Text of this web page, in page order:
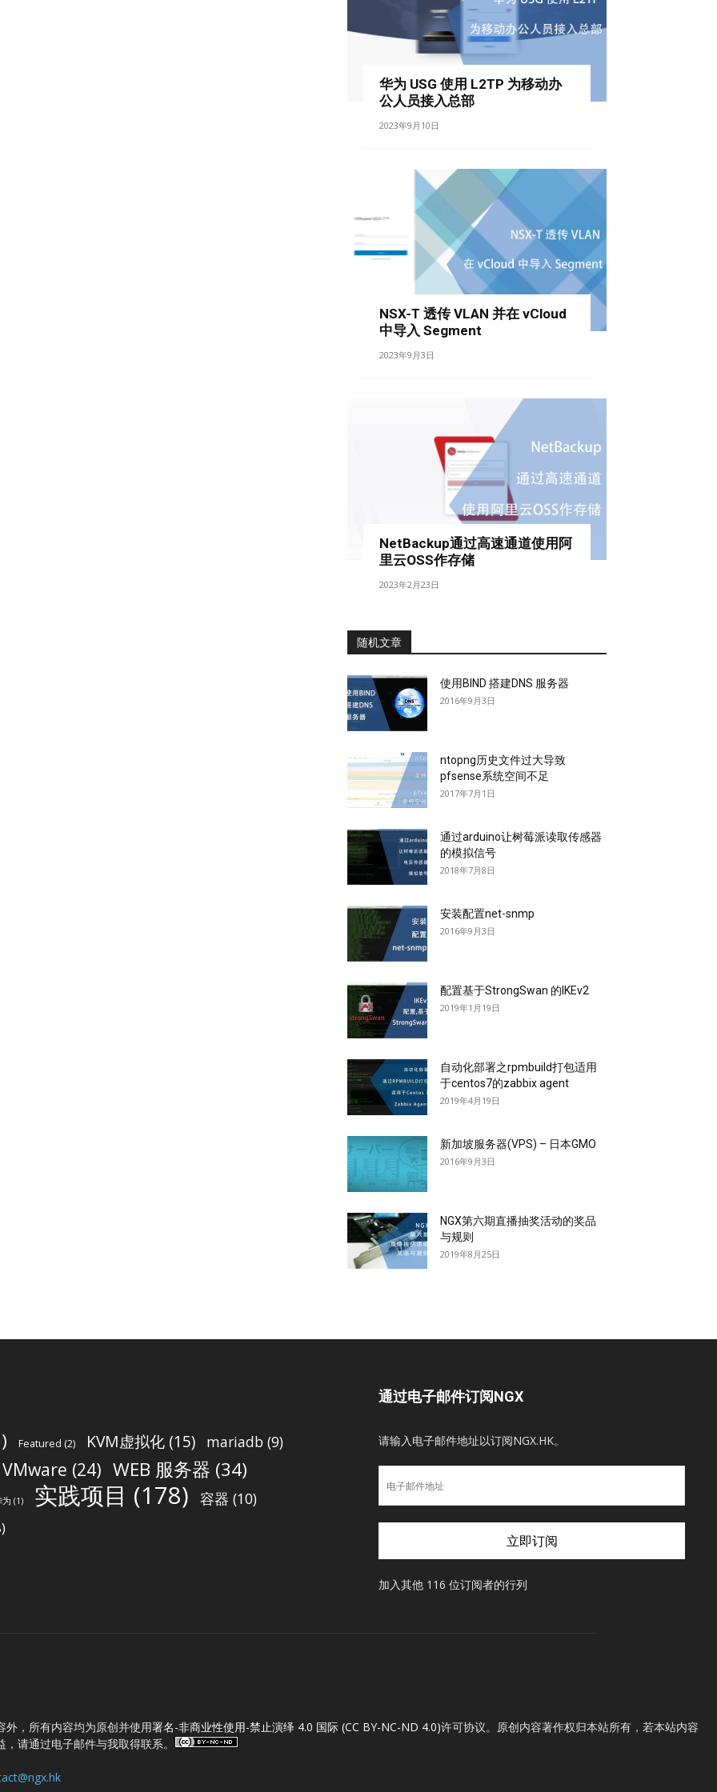
华为 USG 使用 L2TP 为移动办
公人员接入总部
2023年9月10日
NSX-T 透传 VLAN 并在 vCloud
中导入 Segment
2023年9月3日
NetBackup通过高速通道使用阿
里云OSS作存储
2023年2月23日
随机文章
使用BIND 搭建DNS 服务器
2016年9月3日
ntopng历史文件过大导致
pfsense系统空间不足
2017年7月1日
通过arduino让树莓派读取传感器
的模拟信号
2018年7月8日
安装配置net-snmp
2016年9月3日
配置基于StrongSwan 的IKEv2
2019年1月19日
自动化部署之rpmbuild打包适用
于centos7的zabbix agent
2019年4月19日
新加坡服务器(VPS) – 日本GMO
2016年9月3日
NGX第六期直播抽奖活动的奖品
与规则
2019年8月25日
Featured (2) KVM虚拟化 (15) mariadb (9)
VMware (24) WEB 服务器 (34)
为 (1) 实践项目 (178) 容器 (10)
通过电子邮件订阅NGX
请输入电子邮件地址以订阅NGX.HK。
子
邮
件
址
立即订阅
加入其他 116 位订阅者的行列
外，所有内容均为原创并使用署名-非商业性使用-禁止演绎 4.0 国际 (CC BY-NC-ND 4.0)许可协议。原创内容著作权归本站所有，若本站内容
请通过电子邮件与我取得联系。